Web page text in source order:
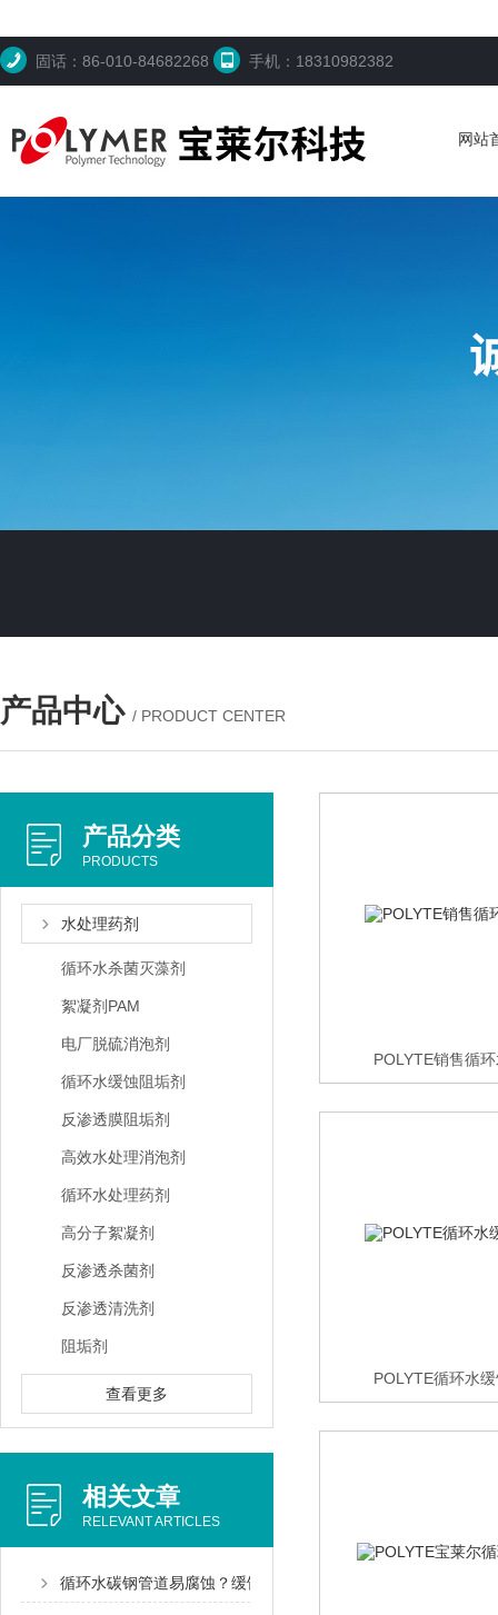
固话：86-010-84682268 手机：18310982382
网站
产品中心 / PRODUCT CENTER
产品分类
PRODUCTS
水处理药剂
循环水杀菌灭藻剂
絮凝剂PAM
电厂脱硫消泡剂
循环水缓蚀阻垢剂
反渗透膜阻垢剂
高效水处理消泡剂
循环水处理药剂
高分子絮凝剂
反渗透杀菌剂
反渗透清洗剂
阻垢剂
查看更多
相关文章
RELEVANT ARTICLES
循环水碳钢管道易腐蚀？缓蚀阻垢剂的防护原理讲透了
POLYTE销售循
POLYTE循环水